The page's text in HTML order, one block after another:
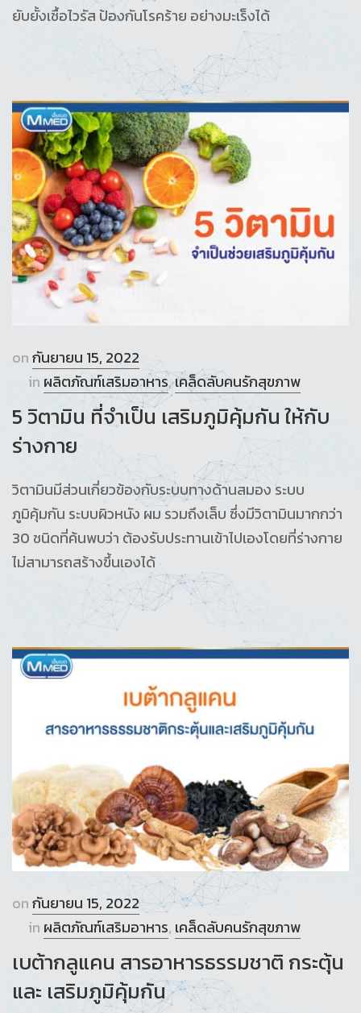
ยับยั้งเชื้อไวรัส ป้องกันโรคร้าย อย่างมะเร็งได้
onกันยายน 15, 2022
in ผลิตภัณฑ์เสริมอาหาร,เคล็ดลับคนรักสุขภาพ
5 วิตามิน ที่จำเป็น เสริมภูมิคุ้มกัน ให้กับ
ร่างกาย
วิตามินมีส่วนเกี่ยวข้องกับระบบทางด้านสมอง ระบบ
ภูมิคุ้มกัน ระบบผิวหนัง ผม รวมถึงเล็บ ซึ่งมีวิตามินมากกว่า
30 ชนิดที่ค้นพบว่า ต้องรับประทานเข้าไปเองโดยที่ร่างกาย
ไม่สามารถสร้างขึ้นเองได้
onกันยายน 15, 2022
in ผลิตภัณฑ์เสริมอาหาร, เคล็ดลับคนรักสุขภาพ
เบต้ากลูแคน สารอาหารธรรมชาติ กระตุ้น
และ เสริมภูมิคุ้มกัน